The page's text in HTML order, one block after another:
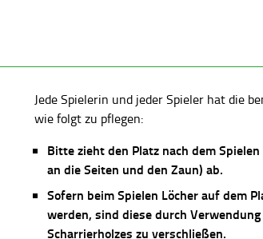
Jede Spielerin und jeder Spieler hat die
wie folgt zu pflegen:
Bitte zieht den Platz nach dem
an die Seiten und den Zaun) ab.
Sofern beim Spielen Löcher auf dem
werden, sind diese durch Verwendung
Scharrierholzes zu verschließen.